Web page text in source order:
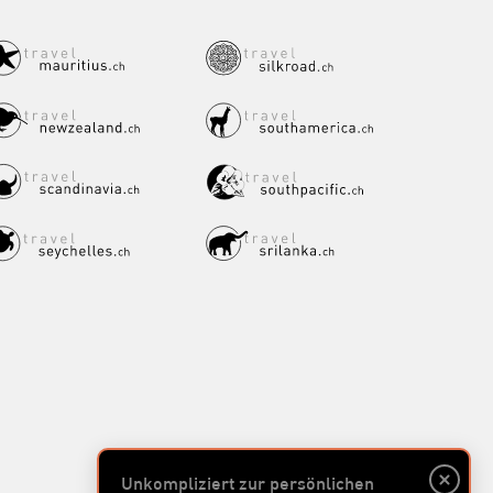
Unkompliziert zur persönlichen